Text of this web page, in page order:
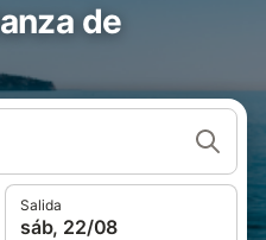
de
Salida
sáb, 22/08